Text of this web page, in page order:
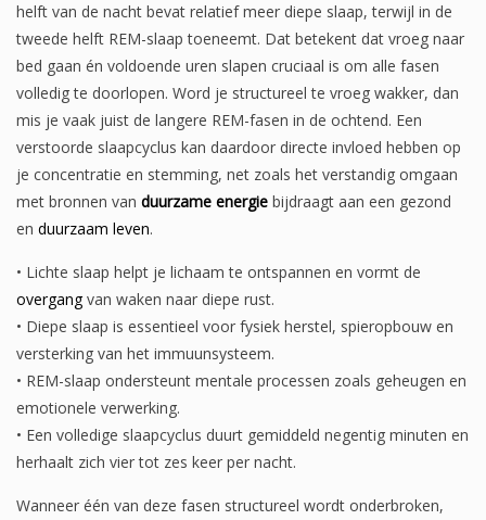
helft van de nacht bevat relatief meer diepe slaap, terwijl in de
tweede helft REM-slaap toeneemt. Dat betekent dat vroeg naar
bed gaan én voldoende uren slapen cruciaal is om alle fasen
volledig te doorlopen. Word je structureel te vroeg wakker, dan
mis je vaak juist de langere REM-fasen in de ochtend. Een
verstoorde slaapcyclus kan daardoor directe invloed hebben op
je concentratie en stemming, net zoals het verstandig omgaan
met bronnen van duurzame energie bijdraagt aan een gezond
en duurzaam leven.
• Lichte slaap helpt je lichaam te ontspannen en vormt de
overgangvan waken naar diepe rust.
• Diepe slaap is essentieel voor fysiek herstel, spieropbouw en
versterking van het immuunsysteem.
• REM-slaap ondersteunt mentale processen zoals geheugen en
emotionele verwerking.
• Een volledige slaapcyclus duurt gemiddeld negentig minuten en
herhaalt zich vier tot zes keer per nacht.
Wanneer één van deze fasen structureel wordt onderbroken,